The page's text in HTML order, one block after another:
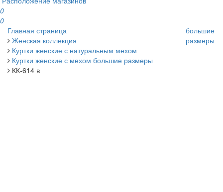
0
0
Главная страница
Женская коллекция
Куртки женские с натуральным мехом
Куртки женские с мехом большие размеры
КК-614 в
большие
размеры